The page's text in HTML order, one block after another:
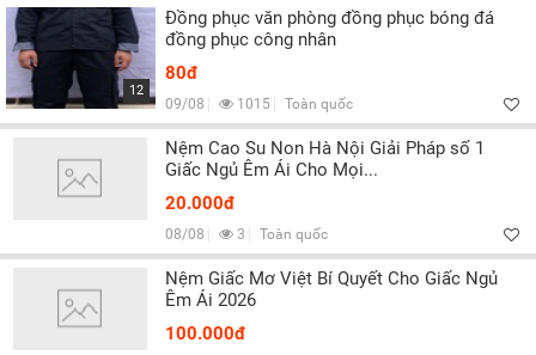
12
Đồng phục văn phòng đồng phục bóng đá
đồng phục công nhân
80đ
09/08 1015 Toàn quốc
Nệm Cao Su Non Hà Nội Giải Pháp số 1
Giấc Ngủ Êm Ái Cho Mọi...
20.000đ
08/08 3 Toàn quốc
Nệm Giấc Mơ Việt Bí Quyết Cho Giấc Ngủ
Êm Ái 2026
100.000đ